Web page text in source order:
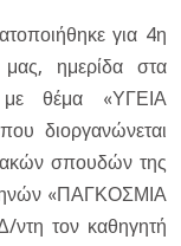
για 4η
ημερίδα στα
με θέμα «ΥΓΕΙΑ
διοργανώνεται
σπουδών της
«ΠΑΓΚΟΣΜΙΑ
τον καθηγητή